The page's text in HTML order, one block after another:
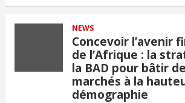
NEWS
Concevoir l’avenir
de l’Afrique : la
la BAD pour bâtir
marchés à la
démographie